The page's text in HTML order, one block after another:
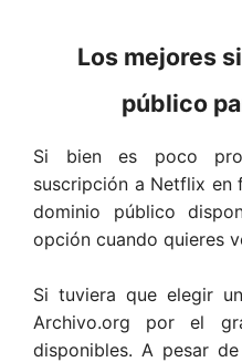
Los mejores
público
Si bien es poco
suscripción a Netflix en
dominio público
opción cuando quieres
Si tuviera que elegir
Archivo.org por el
disponibles. A pesar